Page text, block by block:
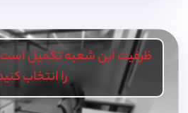
ظرفیت این شعبه تکمیل است،
را انتخاب